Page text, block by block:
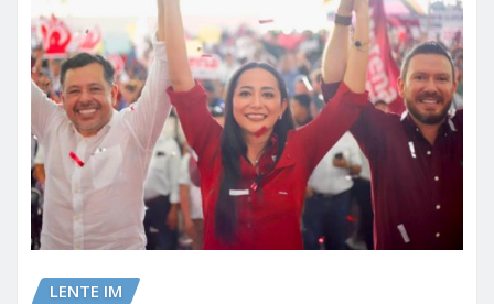
LENTE IM